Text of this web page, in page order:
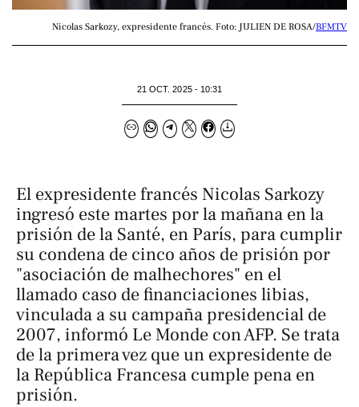
Nicolas Sarkozy, expresidente francés. Foto: JULIEN DE ROSA/BFMTV
21 OCT. 2025 - 10:31
El expresidente francés Nicolas Sarkozy
ingresó este martes por la mañana en la
prisión de la Santé, en París, para cumplir
su condena de cinco años de prisión por
"asociación de malhechores" en el
llamado caso de financiaciones libias,
vinculada a su campaña presidencial de
2007, informó Le Monde con AFP. Se trata
de la primera vez que un expresidente de
la República Francesa cumple pena en
prisión.